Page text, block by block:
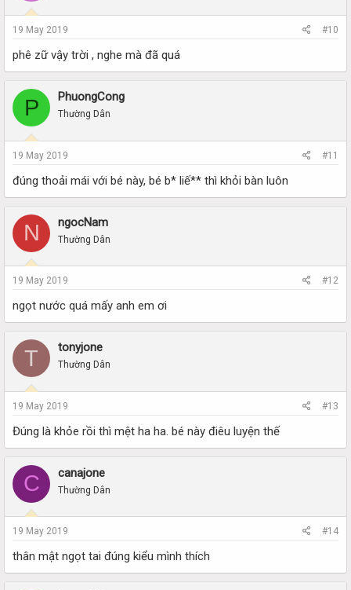
19 May 2019 #10
phê zữ vậy trời , nghe mà đã quá
P PhuongCong
Thường Dân
19 May 2019 #11
đúng thoải mái với bé này, bé b* liế** thì khỏi bàn luôn
N ngocNam
Thường Dân
19 May 2019 #12
ngọt nước quá mấy anh em ơi
T tonyjone
Thường Dân
19 May 2019 #13
Đúng là khỏe rồi thì mệt ha ha. bé này điêu luyện thế
C canajone
Thường Dân
19 May 2019 #14
thân mật ngọt tai đúng kiểu mình thích